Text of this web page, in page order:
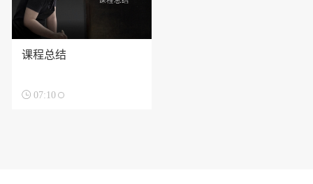
课程总结
 07:10